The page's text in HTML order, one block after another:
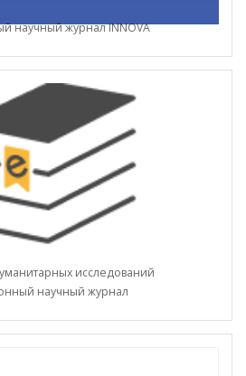
научный журнал INNOVA
исследований
научный журнал